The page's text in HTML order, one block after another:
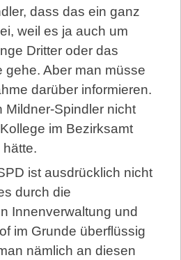
dass das ein ganz
weil es ja auch um
Dritter oder das
gehe. Aber man müsse
darüber informieren.
Mildner-Spindler nicht
im Bezirksamt
ist ausdrücklich nicht
durch die
Innenverwaltung und
im Grunde überflüssig
nämlich an diesen